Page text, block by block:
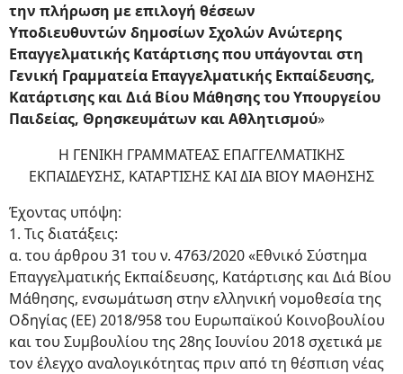
την πλήρωση με επιλογή θέσεων
Υποδιευθυντών δημοσίων Σχολών Ανώτερης
Επαγγελματικής Κατάρτισης που υπάγονται στη
Γενική Γραμματεία Επαγγελματικής Εκπαίδευσης,
Κατάρτισης και Διά Βίου Μάθησης του Υπουργείου
Παιδείας, Θρησκευμάτων και Αθλητισμού»
Η ΓΕΝΙΚΗ ΓΡΑΜΜΑΤΕΑΣ ΕΠΑΓΓΕΛΜΑΤΙΚΗΣ
ΕΚΠΑΙΔΕΥΣΗΣ, ΚΑΤΑΡΤΙΣΗΣ ΚΑΙ ΔΙΑ ΒΙΟΥ ΜΑΘΗΣΗΣ
Έχοντας υπόψη:
1. Τις διατάξεις:
α. του άρθρου 31 του ν. 4763/2020 «Εθνικό Σύστημα
Επαγγελματικής Εκπαίδευσης, Κατάρτισης και Διά Βίου
Μάθησης, ενσωμάτωση στην ελληνική νομοθεσία της
Οδηγίας (ΕΕ) 2018/958 του Ευρωπαϊκού Κοινοβουλίου
και του Συμβουλίου της 28ης Ιουνίου 2018 σχετικά με
τον έλεγχο αναλογικότητας πριν από τη θέσπιση νέας